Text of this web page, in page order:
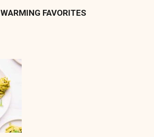
WARMING FAVORITES